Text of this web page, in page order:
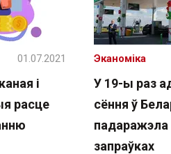
і
расце
01.07.2021
У 19-ы раз
сёння ў
падаражэла
запраўках
Эканоміка